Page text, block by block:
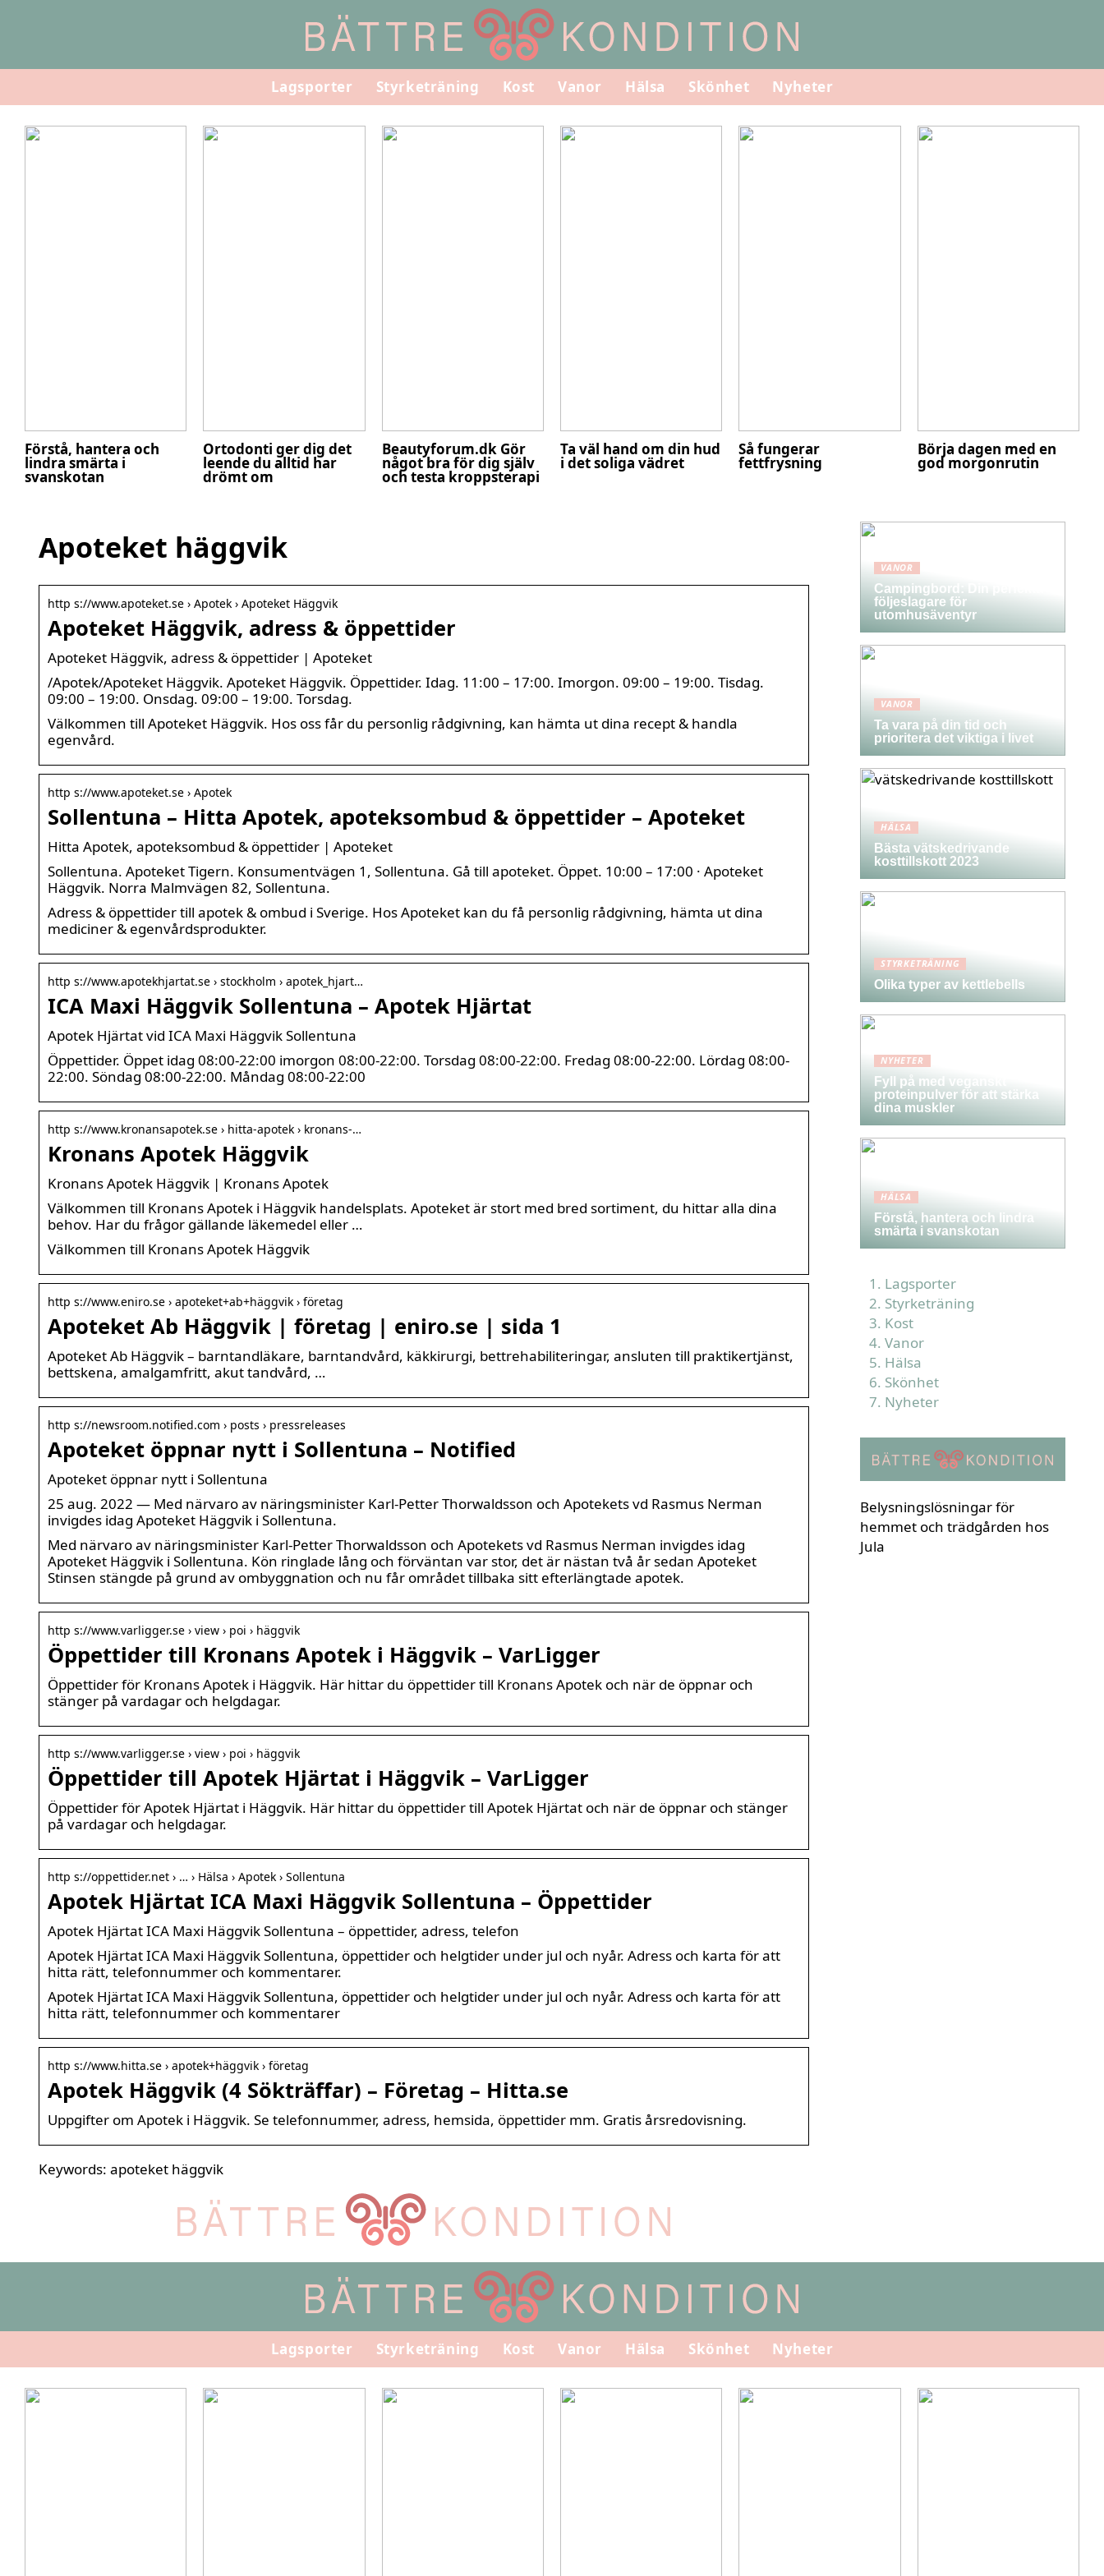
Lagsporter Styrketräning Kost Vanor Hälsa Skönhet Nyheter
Förstå, hantera och
lindra smärta i
svanskotan
Ortodonti ger dig det
leende du alltid har
drömt om
Beautyforum.dk Gör
något bra för dig själv
och testa kroppsterapi
Ta väl hand om din hud
i det soliga vädret
Så fungerar
fettfrysning
Börja dagen med en
god morgonrutin
Apoteket häggvik
http s://www.apoteket.se › Apotek › Apoteket Häggvik
Apoteket Häggvik, adress & öppettider
Apoteket Häggvik, adress & öppettider | Apoteket
/Apotek/Apoteket Häggvik. Apoteket Häggvik. Öppettider. Idag. 11:00 – 17:00. Imorgon. 09:00 – 19:00. Tisdag.
09:00 – 19:00. Onsdag. 09:00 – 19:00. Torsdag.
Välkommen till Apoteket Häggvik. Hos oss får du personlig rådgivning, kan hämta ut dina recept & handla
egenvård.
http s://www.apoteket.se › Apotek
Sollentuna – Hitta Apotek, apoteksombud & öppettider – Apoteket
Hitta Apotek, apoteksombud & öppettider | Apoteket
Sollentuna. Apoteket Tigern. Konsumentvägen 1, Sollentuna. Gå till apoteket. Öppet. 10:00 – 17:00 · Apoteket
Häggvik. Norra Malmvägen 82, Sollentuna.
Adress & öppettider till apotek & ombud i Sverige. Hos Apoteket kan du få personlig rådgivning, hämta ut dina
mediciner & egenvårdsprodukter.
http s://www.apotekhjartat.se › stockholm › apotek_hjart…
ICA Maxi Häggvik Sollentuna – Apotek Hjärtat
Apotek Hjärtat vid ICA Maxi Häggvik Sollentuna
Öppettider. Öppet idag 08:00-22:00 imorgon 08:00-22:00. Torsdag 08:00-22:00. Fredag 08:00-22:00. Lördag 08:00-
22:00. Söndag 08:00-22:00. Måndag 08:00-22:00
http s://www.kronansapotek.se › hitta-apotek › kronans-…
Kronans Apotek Häggvik
Kronans Apotek Häggvik | Kronans Apotek
Välkommen till Kronans Apotek i Häggvik handelsplats. Apoteket är stort med bred sortiment, du hittar alla dina
behov. Har du frågor gällande läkemedel eller …
Välkommen till Kronans Apotek Häggvik
http s://www.eniro.se › apoteket+ab+häggvik › företag
Apoteket Ab Häggvik | företag | eniro.se | sida 1
Apoteket Ab Häggvik – barntandläkare, barntandvård, käkkirurgi, bettrehabiliteringar, ansluten till praktikertjänst,
bettskena, amalgamfritt, akut tandvård, …
http s://newsroom.notified.com › posts › pressreleases
Apoteket öppnar nytt i Sollentuna – Notified
Apoteket öppnar nytt i Sollentuna
25 aug. 2022 — Med närvaro av näringsminister Karl-Petter Thorwaldsson och Apotekets vd Rasmus Nerman
invigdes idag Apoteket Häggvik i Sollentuna.
Med närvaro av näringsminister Karl-Petter Thorwaldsson och Apotekets vd Rasmus Nerman invigdes idag
Apoteket Häggvik i Sollentuna. Kön ringlade lång och förväntan var stor, det är nästan två år sedan Apoteket
Stinsen stängde på grund av ombyggnation och nu får området tillbaka sitt efterlängtade apotek.
http s://www.varligger.se › view › poi › häggvik
Öppettider till Kronans Apotek i Häggvik – VarLigger
Öppettider för Kronans Apotek i Häggvik. Här hittar du öppettider till Kronans Apotek och när de öppnar och
stänger på vardagar och helgdagar.
http s://www.varligger.se › view › poi › häggvik
Öppettider till Apotek Hjärtat i Häggvik – VarLigger
Öppettider för Apotek Hjärtat i Häggvik. Här hittar du öppettider till Apotek Hjärtat och när de öppnar och stänger
på vardagar och helgdagar.
http s://oppettider.net › … › Hälsa › Apotek › Sollentuna
Apotek Hjärtat ICA Maxi Häggvik Sollentuna – Öppettider
Apotek Hjärtat ICA Maxi Häggvik Sollentuna – öppettider, adress, telefon
Apotek Hjärtat ICA Maxi Häggvik Sollentuna, öppettider och helgtider under jul och nyår. Adress och karta för att
hitta rätt, telefonnummer och kommentarer.
Apotek Hjärtat ICA Maxi Häggvik Sollentuna, öppettider och helgtider under jul och nyår. Adress och karta för att
hitta rätt, telefonnummer och kommentarer
http s://www.hitta.se › apotek+häggvik › företag
Apotek Häggvik (4 Sökträffar) – Företag – Hitta.se
Uppgifter om Apotek i Häggvik. Se telefonnummer, adress, hemsida, öppettider mm. Gratis årsredovisning.
Keywords: apoteket häggvik
VANOR
Campingbord: Din perfekta
följeslagare för
utomhusäventyr
VANOR
Ta vara på din tid och
prioritera det viktiga i livet
HÄLSA
Bästa vätskedrivande
kosttillskott 2023
STYRKETRÄNING
Olika typer av kettlebells
NYHETER
Fyll på med veganskt
proteinpulver för att stärka
dina muskler
HÄLSA
Förstå, hantera och lindra
smärta i svanskotan
Lagsporter
Styrketräning
Kost
Vanor
Hälsa
Skönhet
Nyheter
Belysningslösningar för
hemmet och trädgården hos
Jula
Lagsporter Styrketräning Kost Vanor Hälsa Skönhet Nyheter